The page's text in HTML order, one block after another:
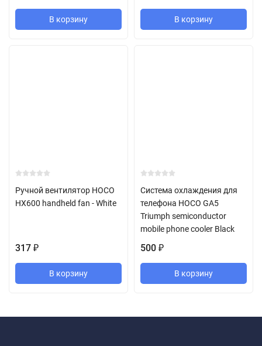
В корзину В корзину
Ручной вентилятор HOCO
HX600 handheld fan - White
317 ₽
В корзину
Система охлаждения для
телефона HOCO GA5
Triumph semiconductor
mobile phone cooler Black
500 ₽
В корзину